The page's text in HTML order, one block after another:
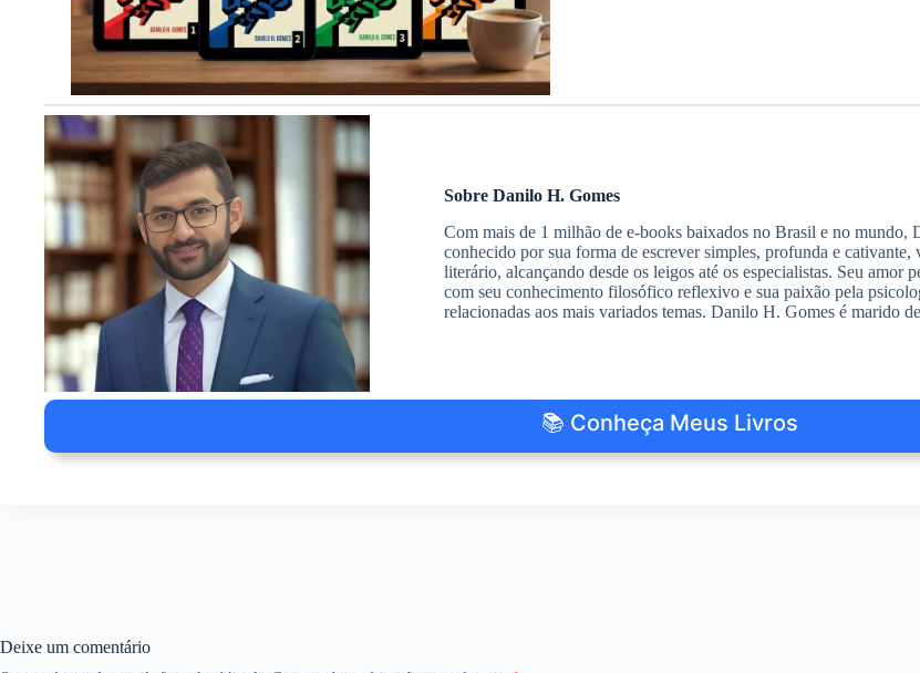
Sobre Danilo H. Gomes
Com mais de 1 milhão de e-books baixados no Brasil e no mundo,
conhecido por sua forma de escrever simples, profunda e
literário, alcançando desde os leigos até os especialistas. Seu amor
com seu conhecimento filosófico reflexivo e sua paixão pela
relacionadas aos mais variados temas. Danilo H. Gomes é marido
📚 Conheça Meus Livros
Deixe um comentário